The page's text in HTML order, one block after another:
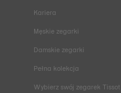
Kariera
Męskie zegarki
Damskie zegarki
Pełna kolekcja
Wybierz swój zegarek Tissot